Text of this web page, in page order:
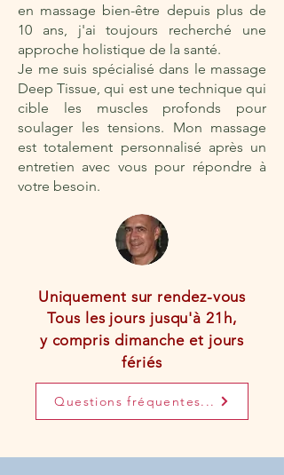
en massage bien-être depuis plus de
10 ans, j'ai toujours recherché une
approche holistique de la santé.
Je me suis spécialisé dans le massage
Deep Tissue, qui est une technique qui
cible les muscles profonds pour
soulager les tensions. Mon massage
est totalement personnalisé après un
entretien avec vous pour répondre à
votre besoin.
Uniquement sur rendez-vous​
Tous les jours jusqu'à 21h,
y compris dimanche et jours
fériés
Questions fréquentes...